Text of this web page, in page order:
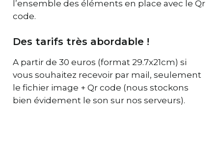
l’ensemble des éléments en place avec le Qr
code.
Des tarifs très abordable !
A partir de 30 euros (format 29.7x21cm) si
vous souhaitez recevoir par mail, seulement
le fichier image + Qr code (nous stockons
bien évidement le son sur nos serveurs).